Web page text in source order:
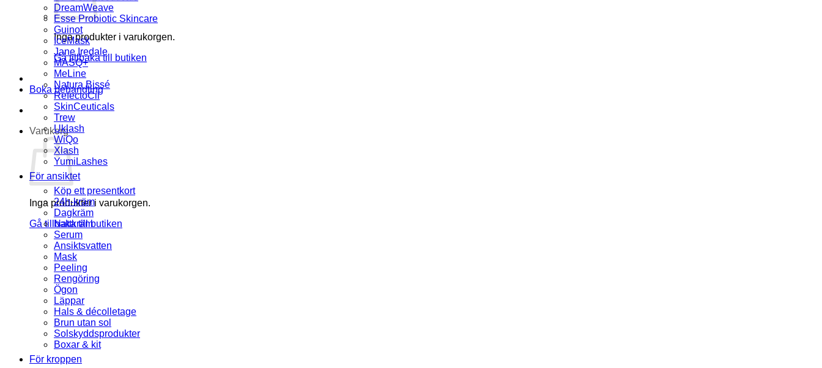
Inga produkter i varukorgen.
Gå tillbaka till butiken
Boka behandling
Varukorg
Inga produkter i varukorgen.
Gå tillbaka till butiken
DreamWeave
Esse Probiotic Skincare
Guinot
IceMask
Jane Iredale
MASQ+
MeLine
Natura Bissé
RefectoCil
SkinCeuticals
Trew
Uklash
WiQo
Xlash
YumiLashes
För ansiktet
Köp ett presentkort
24h-kräm
Dagkräm
Nattkräm
Serum
Ansiktsvatten
Mask
Peeling
Rengöring
Ögon
Läppar
Hals & décolletage
Brun utan sol
Solskyddsprodukter
Boxar & kit
För kroppen